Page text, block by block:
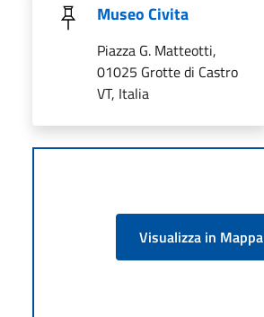
Museo Civita
Piazza G. Matteotti,
01025 Grotte di Castro
VT, Italia
Visualizza in Mappa